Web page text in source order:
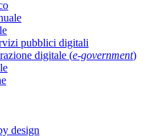
pubblici digitali
digitale (e-government)
design